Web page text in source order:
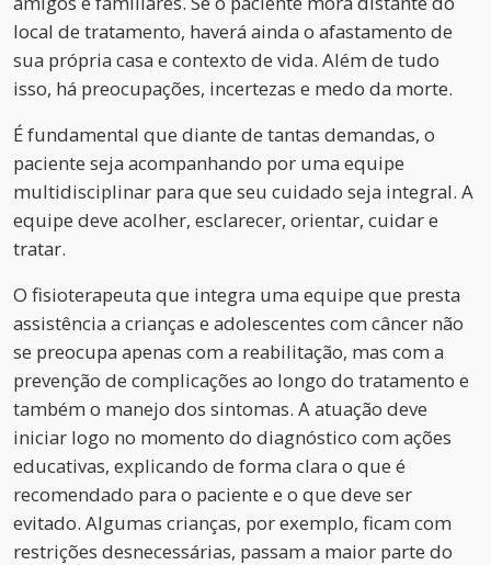
local de tratamento, haverá ainda o afastamento de
sua própria casa e contexto de vida. Além de tudo
isso, há preocupações, incertezas e medo da morte.
É fundamental que diante de tantas demandas, o
paciente seja acompanhando por uma equipe
multidisciplinar para que seu cuidado seja integral. A
equipe deve acolher, esclarecer, orientar, cuidar e
tratar.
O fisioterapeuta que integra uma equipe que presta
assistência a crianças e adolescentes com câncer não
se preocupa apenas com a reabilitação, mas com a
prevenção de complicações ao longo do tratamento e
também o manejo dos sintomas. A atuação deve
iniciar logo no momento do diagnóstico com ações
educativas, explicando de forma clara o que é
recomendado para o paciente e o que deve ser
evitado. Algumas crianças, por exemplo, ficam com
restrições desnecessárias, passam a maior parte do